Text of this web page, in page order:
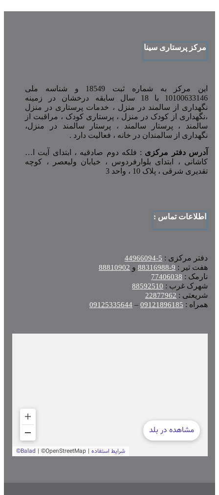
مرکز پرستاری سینا
این مرکز به شماره ثبت 18549 و شناسه ملی
10100633146 با 18 سال سابقه درخشان در زمینه
نگهداری از سالمند در منزل ، خدمات پرستاری در منزل
،نگهداری از کودک در منزل ، پرستاری کودک ، مراقبت از
سالمند ، پرستار سالمند ، پرستار سالمند در منزل،
نگهداری از سالمندان در خانه ، فعالیت دارد .
آدرس دفتر مرکزی : فلکه دوم صادقیه ، ابتدای آیت ا…
کاشانی ، ابتدای بلوارفردوس ، خیابان ولیعصر ، کوچه
تقدیری شرقی ، پلاک 10 ، واحد 3
اطلاعات تماس :
دفتر مرکزی : 5-44966094
هفت تیر : 9-88316988 و 88810902
نارمک : 77406038
شهرک غرب : 88592510
شریعتی : 22877962
همراه : 09121896185
–
09125335644